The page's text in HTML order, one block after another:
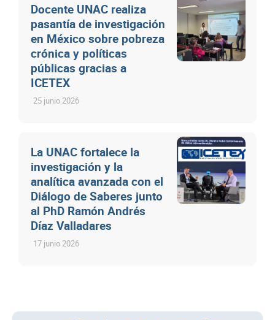
Docente UNAC realiza
pasantía de investigación
en México sobre pobreza
crónica y políticas
públicas gracias a
ICETEX
25 junio 2026
La UNAC fortalece la
investigación y la
analítica avanzada con el
Diálogo de Saberes junto
al PhD Ramón Andrés
Díaz Valladares
17 junio 2026